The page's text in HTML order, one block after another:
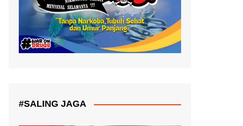
#SALING JAGA